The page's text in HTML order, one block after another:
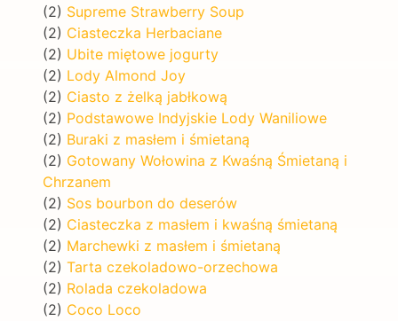
(2) Supreme Strawberry Soup
(2) Ciasteczka Herbaciane
(2) Ubite miętowe jogurty
(2) Lody Almond Joy
(2) Ciasto z żelką jabłkową
(2) Podstawowe Indyjskie Lody Waniliowe
(2) Buraki z masłem i śmietaną
(2) Gotowany Wołowina z Kwaśną Śmietaną i
Chrzanem
(2) Sos bourbon do deserów
(2) Ciasteczka z masłem i kwaśną śmietaną
(2) Marchewki z masłem i śmietaną
(2) Tarta czekoladowo-orzechowa
(2) Rolada czekoladowa
(2) Coco Loco